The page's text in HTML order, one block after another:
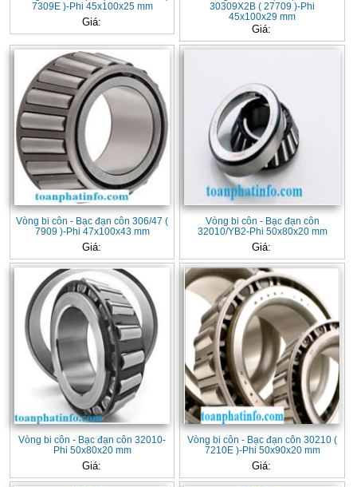
7309E )-Phi 45x100x25 mm
Giá:
30309X2B ( 27709 )-Phi
45x100x29 mm
Giá:
Vòng bi côn - Bạc đạn côn 306/47 (
7909 )-Phi 47x100x43 mm
Giá:
Vòng bi côn - Bạc đạn côn
32010/YB2-Phi 50x80x20 mm
Giá:
Vòng bi côn - Bạc đạn côn 32010-
Phi 50x80x20 mm
Giá:
Vòng bi côn - Bạc đạn côn 30210 (
7210E )-Phi 50x90x20 mm
Giá: